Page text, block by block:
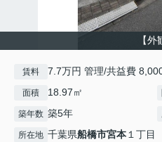
【外
賃料 7.7万円 管理/共益費
面積 18.97㎡
築年数 築5年
所在地 千葉県船橋市宮本１丁目